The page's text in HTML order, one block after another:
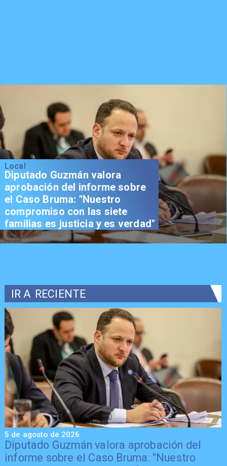
Local
Diputado Guzmán valora
aprobación del informe sobre
el Caso Bruma: "Nuestro
compromiso con las siete
familias es justicia y es verdad"
IR A RECIENTE
Diputado Guzmán valora aprobación del
informe sobre el Caso Bruma: "Nuestro
5 de agosto de 2026